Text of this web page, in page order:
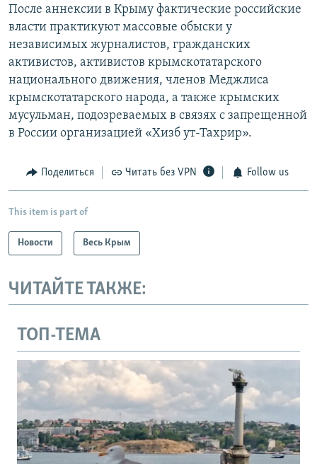
После аннексии в Крыму фактические российские
власти практикуют массовые обыски у
независимых журналистов, гражданских
активистов, активистов крымскотатарского
национального движения, членов Меджлиса
крымскотатарского народа, а также крымских
мусульман, подозреваемых в связях с запрещенной
в России организацией «Хизб ут-Тахрир».
Поделиться Читать без VPN Follow us
This item is part of
Новости Весь Крым
ЧИТАЙТЕ ТАКЖЕ:
ТОП-ТЕМА